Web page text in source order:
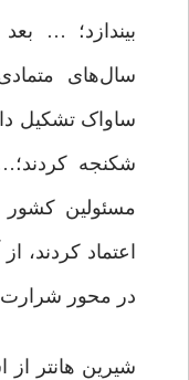
بیندازد؛ …
سال‌های
ساواک تشکیل
شکنجه
مسئولین کشور
اعتماد کردند،
در محور شرارت
شیرین هانتر از